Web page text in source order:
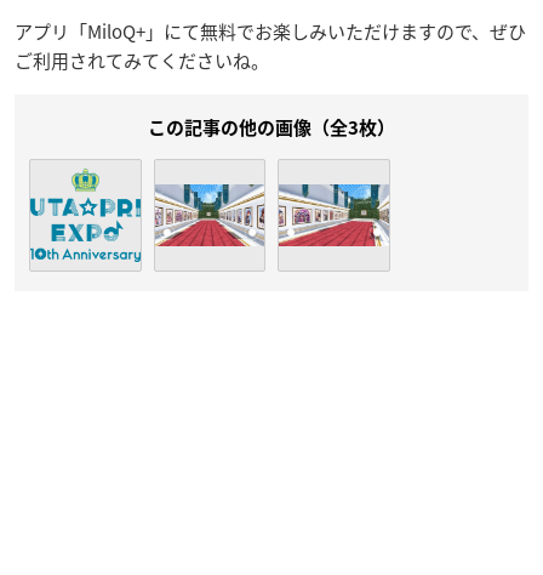
アプリ「MiloQ+」にて無料でお楽しみいただけますので、ぜひ
ご利用されてみてくださいね。
この記事の他の画像（全3枚）